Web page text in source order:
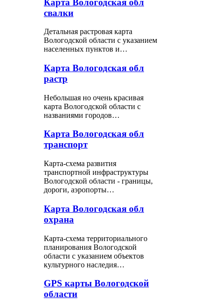
свалки
Детальная растровая карта
Вологодской области с указанием
населенных пунктов и…
Карта Вологодская обл
растр
Небольшая но очень красивая
карта Вологодской области с
названиями городов…
Карта Вологодская обл
транспорт
Карта-схема развития
транспортной инфраструктуры
Вологодской области - границы,
дороги, аэропорты…
Карта Вологодская обл
охрана
Карта-схема территориального
планирования Вологодской
области с указанием объектов
культурного наследия…
GPS карты Вологодской
области